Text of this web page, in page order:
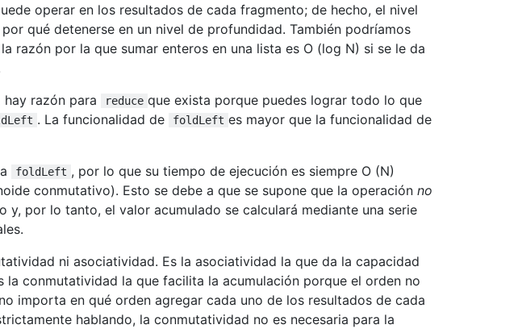
operar en los resultados de cada fragmento; de hecho, el nivel
qué detenerse en un nivel de profundidad. También podríamos
razón por la que sumar enteros en una lista es O (log N) si se le da
hay razón para
reduce que exista porque puedes lograr todo lo que
. La funcionalidad de foldLeft es mayor que la funcionalidad de
foldLeft , por lo que su tiempo de ejecución es siempre O (N)
conmutativo). Esto se debe a que se supone que la operación no
y, por lo tanto, el valor acumulado se calculará mediante una serie
ni asociatividad. Es la asociatividad la que da la capacidad
la conmutatividad la que facilita la acumulación porque el orden no
importa en qué orden agregar cada uno de los resultados de cada
hablando, la conmutatividad no es necesaria para la